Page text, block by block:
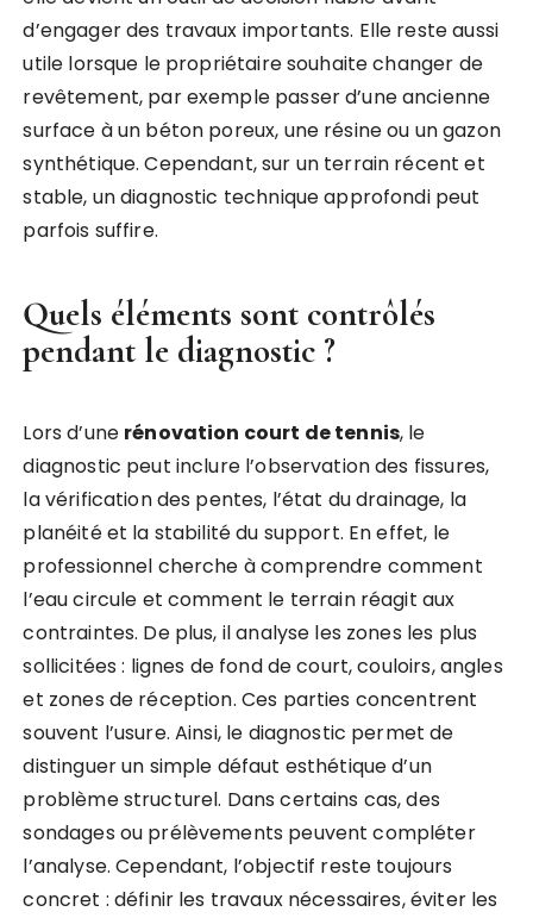
d’engager des travaux importants. Elle reste aussi
utile lorsque le propriétaire souhaite changer de
revêtement, par exemple passer d’une ancienne
surface à un béton poreux, une résine ou un gazon
synthétique. Cependant, sur un terrain récent et
stable, un diagnostic technique approfondi peut
parfois suffire.
Quels éléments sont contrôlés
pendant le diagnostic ?
Lors d’une rénovation court de tennis, le
diagnostic peut inclure l’observation des fissures,
la vérification des pentes, l’état du drainage, la
planéité et la stabilité du support. En effet, le
professionnel cherche à comprendre comment
l’eau circule et comment le terrain réagit aux
contraintes. De plus, il analyse les zones les plus
sollicitées : lignes de fond de court, couloirs, angles
et zones de réception. Ces parties concentrent
souvent l’usure. Ainsi, le diagnostic permet de
distinguer un simple défaut esthétique d’un
problème structurel. Dans certains cas, des
sondages ou prélèvements peuvent compléter
l’analyse. Cependant, l’objectif reste toujours
concret : définir les travaux nécessaires, éviter les